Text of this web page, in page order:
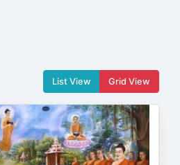
List View Grid View